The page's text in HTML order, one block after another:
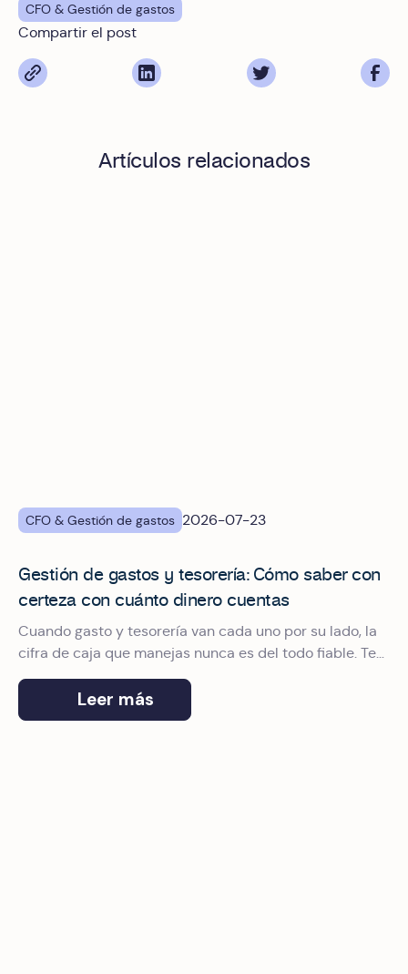
Compartir el post
CFO & Gestión de gastos
Artículos relacionados
CFO & Gestión de gastos 2026-07-23
Gestión de gastos y tesorería: Cómo saber con
certeza con cuánto dinero cuentas
Cuando gasto y tesorería van cada uno por su lado, la
cifra de caja que manejas nunca es del todo fiable. Te
contamos cómo conectarlos.
Leer más